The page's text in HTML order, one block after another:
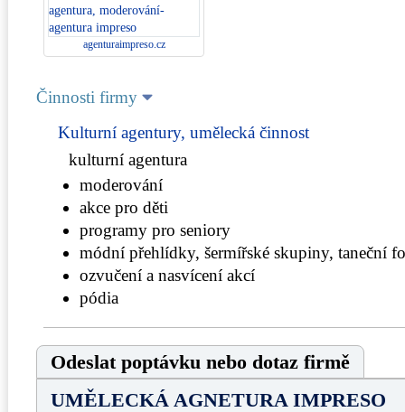
agenturaimpreso.cz
Činnosti firmy
Kulturní agentury, umělecká činnost
kulturní agentura
moderování
akce pro děti
programy pro seniory
módní přehlídky, šermířské skupiny, taneční
ozvučení a nasvícení akcí
pódia
Odeslat poptávku nebo dotaz firmě
UMĚLECKÁ AGNETURA IMPRESO